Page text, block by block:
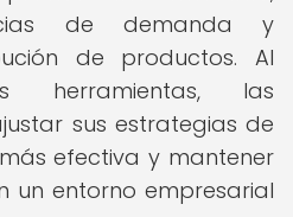
de demanda y
de productos. Al
herramientas, las
sus estrategias de
efectiva y mantener
un entorno empresarial